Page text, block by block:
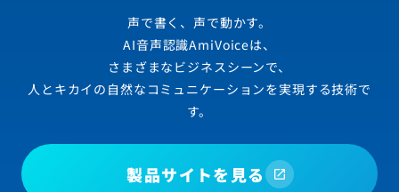
声で書く、声で動かす。
AI音声認識AmiVoiceは、
さまざまなビジネスシーンで、
人とキカイの自然なコミュニケーションを実現する技術で
す。
製品サイトを見る